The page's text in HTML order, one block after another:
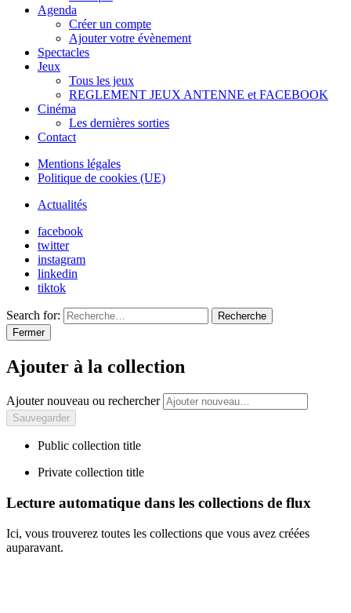
Agenda
Créer un compte
Ajouter votre évènement
Spectacles
Jeux
Tous les jeux
REGLEMENT JEUX ANTENNE et FACEBOOK
Cinéma
Les dernières sorties
Contact
Mentions légales
Politique de cookies (UE)
Actualités
facebook
twitter
instagram
linkedin
tiktok
Search for:
Recherche
Fermer
Ajouter à la collection
Ajouter nouveau ou rechercher
Public collection title
Private collection title
Lecture automatique dans les collections de flux
Ici, vous trouverez toutes les collections que vous avez créées
auparavant.